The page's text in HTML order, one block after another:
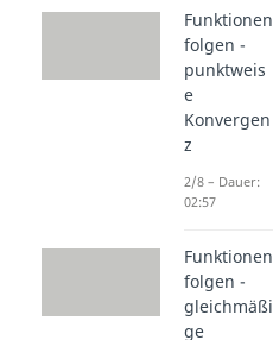
Funktionen
folgen -
punktweis
e
Konvergen
z
2/8 – Dauer:
02:57
Funktionen
folgen -
gleichmäßi
ge